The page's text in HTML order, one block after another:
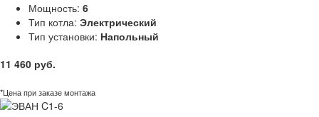
Мощность: 6
Тип котла: Электрический
Тип установки: Напольный
11 460 руб.
*Цена при заказе монтажа